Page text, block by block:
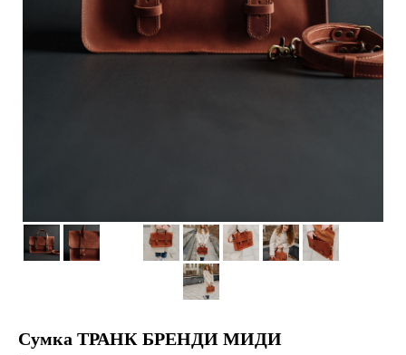
Сумка ТРАНК БРЕНДИ МИДИ